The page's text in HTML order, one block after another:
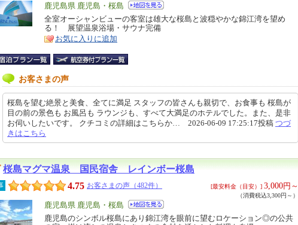
エ
リ
ア
鹿児島県 鹿児島・桜島
特
徴
全室オーシャンビューの客室は雄大な桜島と波穏やかな錦江湾を望め
る！ 展望温泉浴場・サウナ完備
お気に入りに追加
お客さまの声
桜島を望む絶景と美食、全てに満足 スタッフの皆さんも親切で、お食事も 桜島が
目の前の景色も お風呂も ラウンジも、すべて大満足のホテルでした。また、是非
お伺いしたいです。 クチコミの詳細はこちらか… 2026-06-09 17:25:17投稿 つづ
きはこちら
桜島マグマ温泉 国民宿舎 レインボー桜島
4.75 お客さまの声（482件） [最安料金（目安）] 3,000円～
（消費税込3,300円～）
エ
リ
鹿児島県 鹿児島・桜島
特
鹿児島のシンボル桜島にあり錦江湾を眼前に望むロケーション◎の公共